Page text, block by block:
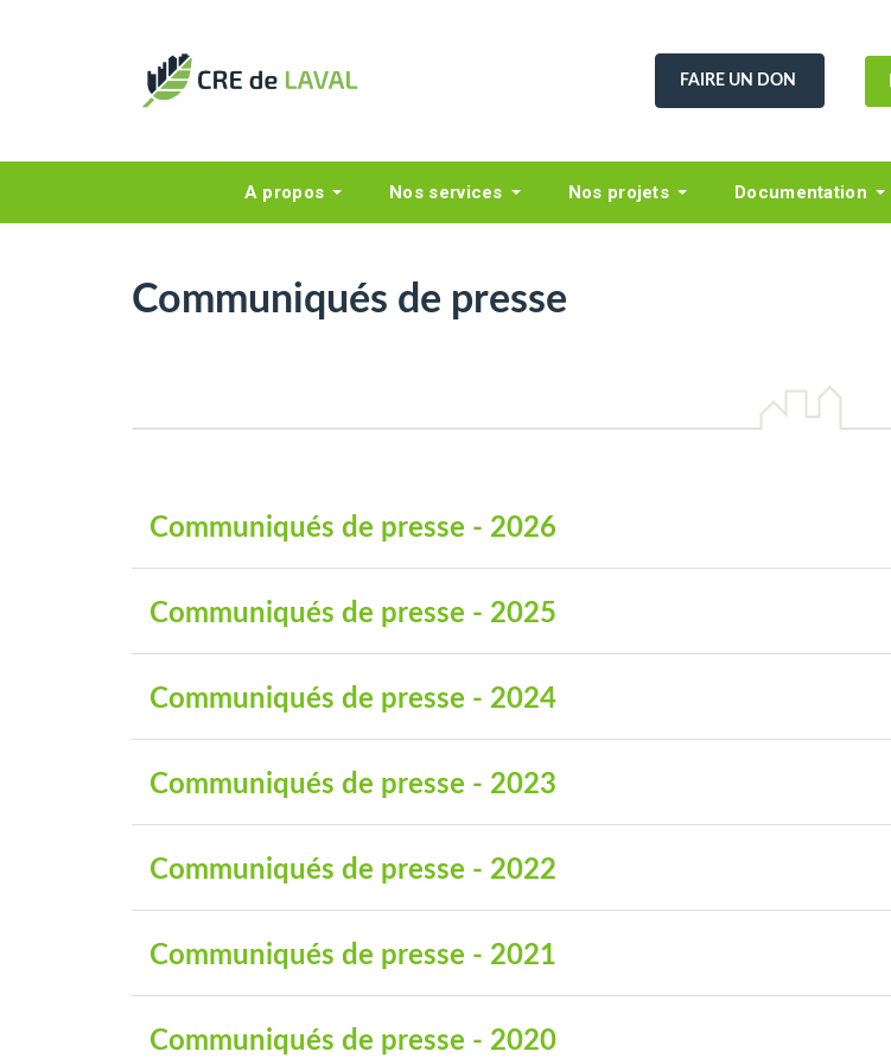
FAIRE UN DON
A propos Nos services Nos projets Documentation
Communiqués de presse
Communiqués de presse - 2026
Communiqués de presse - 2025
Communiqués de presse - 2024
Communiqués de presse - 2023
Communiqués de presse - 2022
Communiqués de presse - 2021
Communiqués de presse - 2020